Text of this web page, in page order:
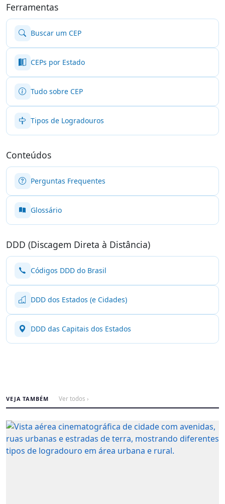
Ferramentas
Buscar um CEP
CEPs por Estado
Tudo sobre CEP
Tipos de Logradouros
Conteúdos
Perguntas Frequentes
Glossário
DDD (Discagem Direta à Distância)
Códigos DDD do Brasil
DDD dos Estados (e Cidades)
DDD das Capitais dos Estados
VEJA TAMBÉM Ver todos ›